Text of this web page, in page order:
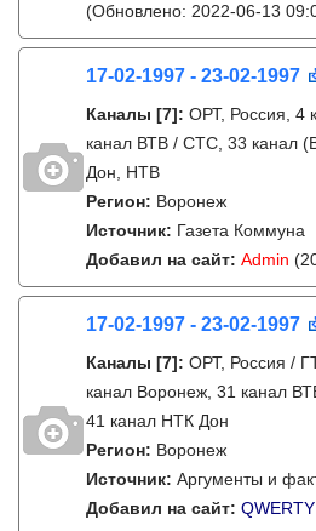
(Обновлено: 2022-06-13
17-02-1997 - 23-02-1997
Каналы [7]: ОРТ, Россия, 4
канал ВТВ / СТС, 33 канал
Дон, НТВ
Регион: Воронеж
Источник: Газета Коммуна
Добавил на сайт: Admin
17-02-1997 - 23-02-1997
Каналы [7]: ОРТ, Россия /
канал Воронеж, 31 канал
41 канал НТК Дон
Регион: Воронеж
Источник: Аргументы и
Добавил на сайт: QWERTY